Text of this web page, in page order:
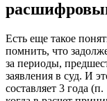
Есть еще такое
помнить, что
за периоды,
заявления в суд. И
составляет 3 года